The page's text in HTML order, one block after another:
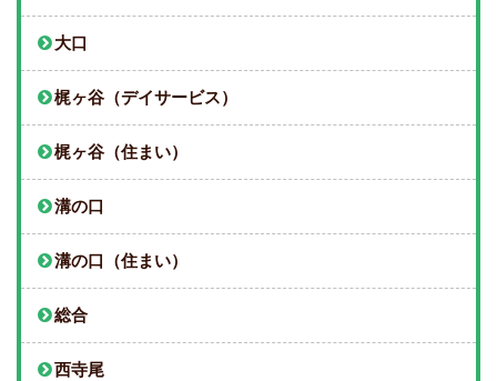
大口
梶ヶ谷（デイサービス）
梶ヶ谷（住まい）
溝の口
溝の口（住まい）
総合
西寺尾